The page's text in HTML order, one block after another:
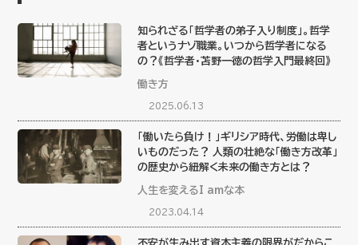
知られざる「哲学者の弟子入り制度」。哲学
者というナゾ職業。いつから哲学者になる
の？《哲学者・苫野一徳の哲学入門最終回》
働き方
2025.06.13
「働いたら負け！」ギリシア時代、労働は卑し
いものだった？ 人類の壮絶な「働き方改革」
の歴史から紐解く未来の働き方とは？
人生を変えるI amな本
2023.04.14